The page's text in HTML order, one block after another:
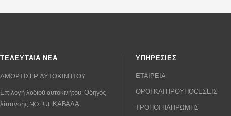
ΤΕΛΕΥΤΑΙΑ ΝΕΑ
ΑΜΟΡΤΙΣΕΡ ΑΥΤΟΚΙΝΗΤΟΥ
Επιλογή λαδιού αυτοκινήτου. Οδηγός
λίπανσης MOTUL ΚΑΒΑΛΑ
ΥΠΗΡΕΣΙΕΣ
ΕΤΑΙΡΕΙΑ
ΟΡΟΙ ΚΑΙ ΠΡΟΥΠΟΘΕΣΕΙΣ
ΤΡΟΠΟΙ ΠΛΗΡΩΜΗΣ